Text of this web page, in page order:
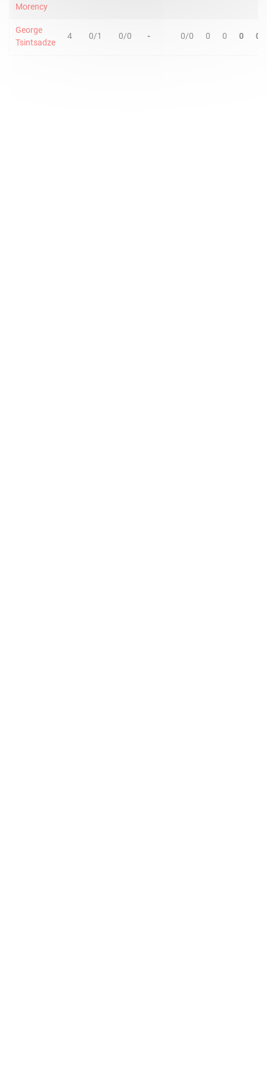
Morency
George
Tsintsadze
4 0/1 0/0 - 0/0 0 0 0 0